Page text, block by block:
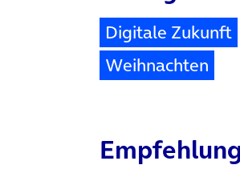
Digitale Zukunft
Weihnachten